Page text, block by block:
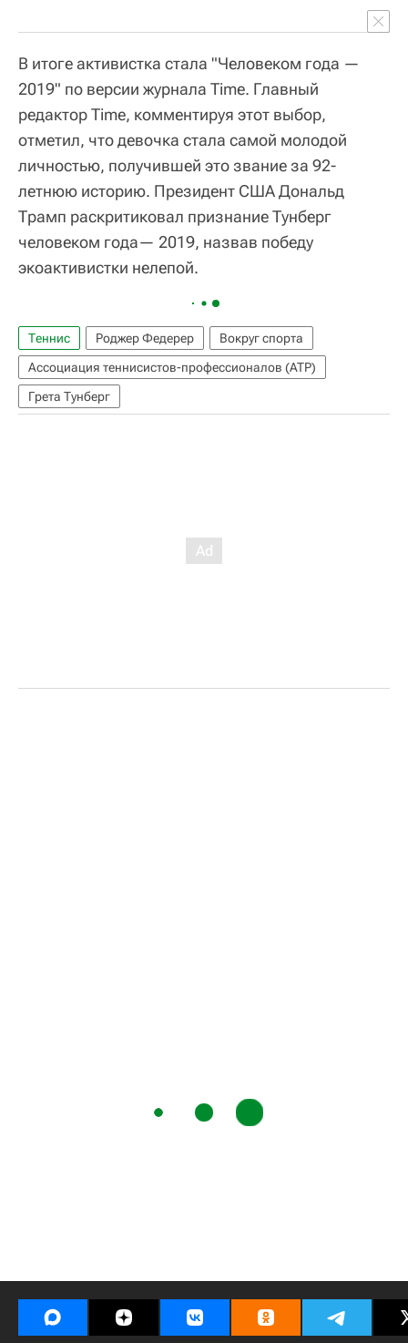
В итоге активистка стала "Человеком года —
2019" по версии журнала Time. Главный
редактор Time, комментируя этот выбор,
отметил, что девочка стала самой молодой
личностью, получившей это звание за 92-
летнюю историю. Президент США Дональд
Трамп раскритиковал признание Тунберг
человеком года— 2019, назвав победу
экоактивистки нелепой.
Теннис Роджер Федерер
Вокруг спорта
Ассоциация теннисистов-профессионалов (ATP)
Грета Тунберг